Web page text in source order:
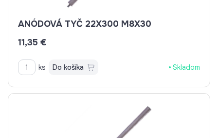
ANÓDOVÁ TYČ 22X300 M8X30
11,35 €
ks Do košíka Skladom